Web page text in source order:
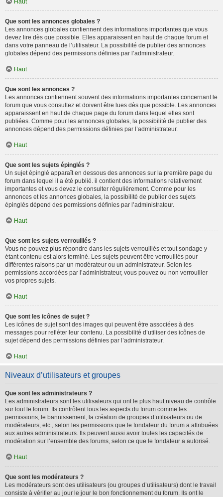
Haut
Que sont les annonces globales ?
Les annonces globales contiennent des informations importantes que vous
devez lire dès que possible. Elles apparaissent en haut de chaque forum et
dans votre panneau de l’utilisateur. La possibilité de publier des annonces
globales dépend des permissions définies par l’administrateur.
Haut
Que sont les annonces ?
Les annonces contiennent souvent des informations importantes concernant le
forum que vous consultez et doivent être lues dès que possible. Les annonces
apparaissent en haut de chaque page du forum dans lequel elles sont
publiées. Comme pour les annonces globales, la possibilité de publier des
annonces dépend des permissions définies par l’administrateur.
Haut
Que sont les sujets épinglés ?
Un sujet épinglé apparaît en dessous des annonces sur la première page du
forum dans lequel il a été publié. il contient des informations relativement
importantes et vous devez le consulter régulièrement. Comme pour les
annonces et les annonces globales, la possibilité de publier des sujets
épinglés dépend des permissions définies par l’administrateur.
Haut
Que sont les sujets verrouillés ?
Vous ne pouvez plus répondre dans les sujets verrouillés et tout sondage y
étant contenu est alors terminé. Les sujets peuvent être verrouillés pour
différentes raisons par un modérateur ou un administrateur. Selon les
permissions accordées par l’administrateur, vous pouvez ou non verrouiller
vos propres sujets.
Haut
Que sont les icônes de sujet ?
Les icônes de sujet sont des images qui peuvent être associées à des
messages pour refléter leur contenu. La possibilité d’utiliser des icônes de
sujet dépend des permissions définies par l’administrateur.
Haut
Niveaux d’utilisateurs et groupes
Que sont les administrateurs ?
Les administrateurs sont les utilisateurs qui ont le plus haut niveau de contrôle
sur tout le forum. Ils contrôlent tous les aspects du forum comme les
permissions, le bannissement, la création de groupes d’utilisateurs ou de
modérateurs, etc., selon les permissions que le fondateur du forum a attribuées
aux autres administrateurs. Ils peuvent aussi avoir toutes les capacités de
modération sur l’ensemble des forums, selon ce que le fondateur a autorisé.
Haut
Que sont les modérateurs ?
Les modérateurs sont des utilisateurs (ou groupes d’utilisateurs) dont le travail
consiste à vérifier au jour le jour le bon fonctionnement du forum. Ils ont le